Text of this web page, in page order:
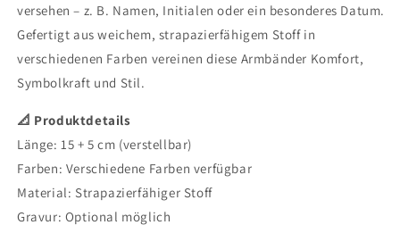
versehen – z. B. Namen, Initialen oder ein besonderes Datum.
Gefertigt aus weichem, strapazierfähigem Stoff in
verschiedenen Farben vereinen diese Armbänder Komfort,
Symbolkraft und Stil.
📐 Produktdetails
Länge: 15 + 5 cm (verstellbar)
Farben: Verschiedene Farben verfügbar
Material: Strapazierfähiger Stoff
Gravur: Optional möglich